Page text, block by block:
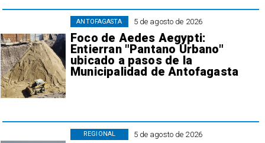
5 de agosto de 2026
Foco de Aedes Aegypti:
Entierran "Pantano Urbano"
ubicado a pasos de la
Municipalidad de Antofagasta
ANTOFAGASTA
5 de agosto de 2026
REGIONAL